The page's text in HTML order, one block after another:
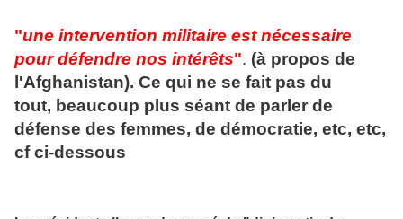
"une intervention militaire est nécessaire
pour défendre nos intérêts". (à propos de
l'Afghanistan). Ce qui ne se fait pas du
tout, beaucoup plus séant de parler de
défense des femmes, de démocratie, etc, etc,
cf ci-dessous